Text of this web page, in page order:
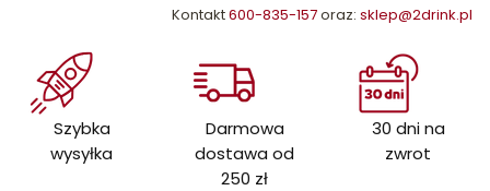
Kontakt600-835-157oraz: sklep@2drink.pl
Szybka
wysyłka
Darmowa
dostawa od
250 zł
30 dni na
zwrot